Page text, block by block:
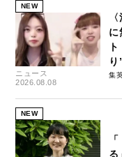
NEW
ニュース
2026.08.08
に
り
集
NEW
る